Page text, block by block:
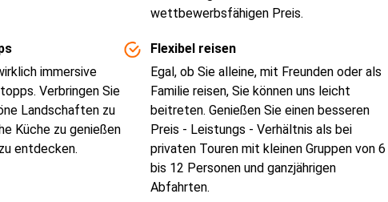
wettbewerbsfähigen Preis.
immersive
Verbringen Sie
Landschaften zu
Küche zu genießen
entdecken.
Flexibel reisen
Egal, ob Sie alleine, mit Freunden oder als
Familie reisen, Sie können uns leicht
beitreten. Genießen Sie einen besseren
Preis - Leistungs - Verhältnis als bei
privaten Touren mit kleinen Gruppen von 6
bis 12 Personen und ganzjährigen
Abfahrten.